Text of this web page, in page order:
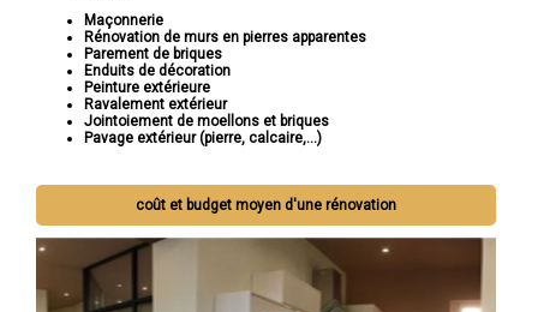
Maçonnerie
Rénovation de murs en pierres apparentes
Parement de briques
Enduits de décoration
Peinture extérieure
Ravalement extérieur
Jointoiement de moellons et briques
Pavage extérieur (pierre, calcaire,...)
coût et budget moyen d'une rénovation